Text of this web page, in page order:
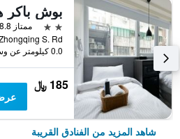
بوش باكر
2 نجمتين
ممتاز 8.8
0.0 كيلومتر عن وسط المدينة
185 ﷼
شاهد المزيد من الفنادق القريبة